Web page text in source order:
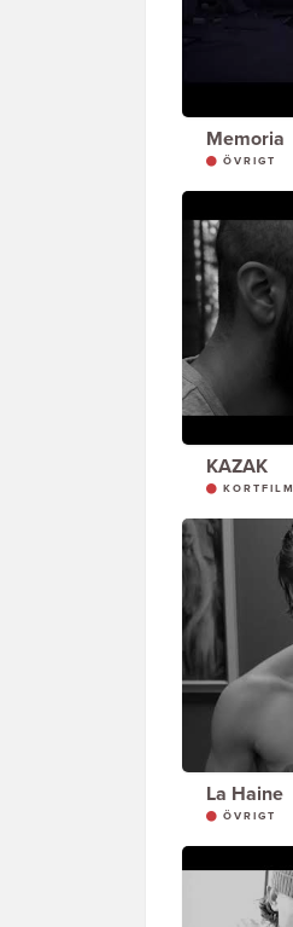
Memoria
ÖVRIGT
KAZAK
KORTFILM
La Haine
ÖVRIGT